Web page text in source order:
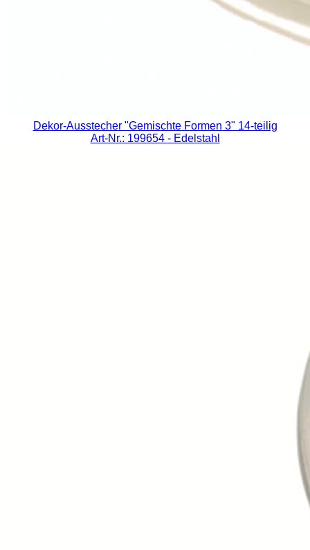
Dekor-Ausstecher "Gemischte Formen 3" 14-teilig
Art-Nr.: 199654 - Edelstahl